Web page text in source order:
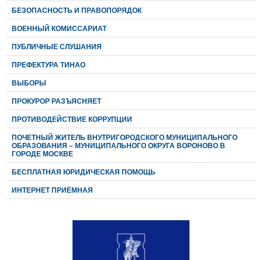
БЕЗОПАСНОСТЬ И ПРАВОПОРЯДОК
ВОЕННЫЙ КОМИССАРИАТ
ПУБЛИЧНЫЕ СЛУШАНИЯ
ПРЕФЕКТУРА ТИНАО
ВЫБОРЫ
ПРОКУРОР РАЗЪЯСНЯЕТ
ПРОТИВОДЕЙСТВИЕ КОРРУПЦИИ
ПОЧЕТНЫЙ ЖИТЕЛЬ ВНУТРИГОРОДСКОГО МУНИЦИПАЛЬНОГО
ОБРАЗОВАНИЯ – МУНИЦИПАЛЬНОГО ОКРУГА ВОРОНОВО В
ГОРОДЕ МОСКВЕ
БЕСПЛАТНАЯ ЮРИДИЧЕСКАЯ ПОМОЩЬ
ИНТЕРНЕТ ПРИЁМНАЯ